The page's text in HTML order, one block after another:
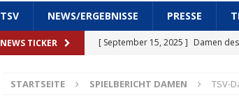
TSV NEWS/ERGEBNISSE PRESSE
NEWS TICKER [ September 15, 2025 ] Damen
[ September 15, 2025 ]
2. Herren
STARTSEITE SPIELBERICHT DAMEN TSV-